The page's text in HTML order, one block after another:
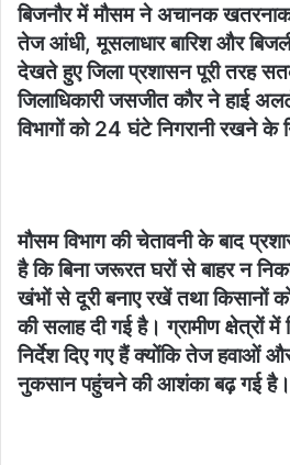
बिजनौर में मौसम ने अचानक
तेज आंधी, मूसलाधार बारिश और
देखते हुए जिला प्रशासन पूरी तरह
जिलाधिकारी जसजीत कौर ने हाई
विभागों को 24 घंटे निगरानी रखने के
मौसम विभाग की चेतावनी के बाद
है कि बिना जरूरत घरों से बाहर न
खंभों से दूरी बनाए रखें तथा किसानों
की सलाह दी गई है। ग्रामीण क्षेत्रों
निर्देश दिए गए हैं क्योंकि तेज हवाओं
नुकसान पहुंचने की आशंका बढ़ गई है।